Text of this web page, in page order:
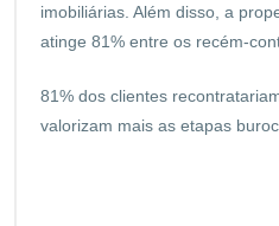
imobiliárias. Além disso, a
atinge 81% entre os recém-
81% dos clientes
valorizam mais as etapas